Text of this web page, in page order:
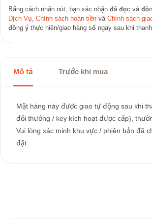
Bằng cách nhấn nút, bạn xác nhận đã đọc và
Dịch Vụ, Chính sách hoàn tiền và Chính sách
đồng ý thực hiện/giao hàng số ngay sau khi
Mô tả Trước khi mua
Mặt hàng này được giao tự động sau khi
đổi thưởng / key kích hoạt được cấp),
Vui lòng xác minh khu vực / phiên bản đã
đặt.